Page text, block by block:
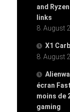
and
links
8. August
X1
8. August
écran
moins de
gaming